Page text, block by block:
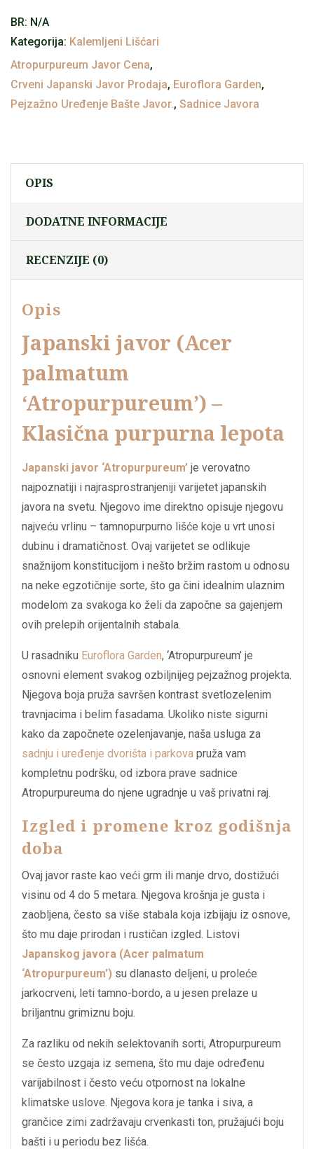
palmatum
Dissectum
‘Garnet’)
količina
BR: N/A
Kategorija: Kalemljeni Lišćari
Atropurpureum Javor Cena,
Crveni Japanski Javor Prodaja, Euroflora Garden,
Pejzažno Uređenje Bašte Javor., Sadnice Javora
OPIS
DODATNE INFORMACIJE
RECENZIJE (0)
Opis
Japanski javor (Acer
palmatum
‘Atropurpureum’) –
Klasična purpurna lepota
Japanski javor ‘Atropurpureum’ je verovatno
najpoznatiji i najrasprostranjeniji varijetet japanskih
javora na svetu. Njegovo ime direktno opisuje njegovu
najveću vrlinu – tamnopurpurno lišće koje u vrt unosi
dubinu i dramatičnost. Ovaj varijetet se odlikuje
snažnijom konstitucijom i nešto bržim rastom u odnosu
na neke egzotičnije sorte, što ga čini idealnim ulaznim
modelom za svakoga ko želi da započne sa gajenjem
ovih prelepih orijentalnih stabala.
U rasadniku Euroflora Garden, ‘Atropurpureum’ je
osnovni element svakog ozbiljnijeg pejzažnog projekta.
Njegova boja pruža savršen kontrast svetlozelenim
travnjacima i belim fasadama. Ukoliko niste sigurni
kako da započnete ozelenjavanje, naša usluga za
sadnju i uređenje dvorišta i parkova pruža vam
kompletnu podršku, od izbora prave sadnice
Atropurpureuma do njene ugradnje u vaš privatni raj.
Izgled i promene kroz godišnja
doba
Ovaj javor raste kao veći grm ili manje drvo, dostižući
visinu od 4 do 5 metara. Njegova krošnja je gusta i
zaobljena, često sa više stabala koja izbijaju iz osnove,
što mu daje prirodan i rustičan izgled. Listovi
Japanskog javora (Acer palmatum
‘Atropurpureum’) su dlanasto deljeni, u proleće
jarkocrveni, leti tamno-bordo, a u jesen prelaze u
briljantnu grimiznu boju.
Za razliku od nekih selektovanih sorti, Atropurpureum
se često uzgaja iz semena, što mu daje određenu
varijabilnost i često veću otpornost na lokalne
klimatske uslove. Njegova kora je tanka i siva, a
grančice zimi zadržavaju crvenkasti ton, pružajući boju
bašti i u periodu bez lišća.